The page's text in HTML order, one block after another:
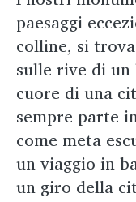
paesaggi
colline, si
sulle rive di
cuore di una
sempre parte
come meta
un viaggio in
un giro della